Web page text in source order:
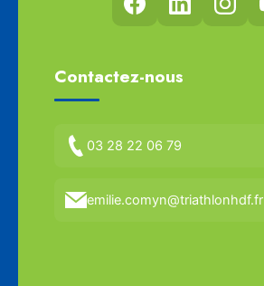
Contactez-nous
03 28 22 06 79
emilie.comyn@triathlonhdf.fr